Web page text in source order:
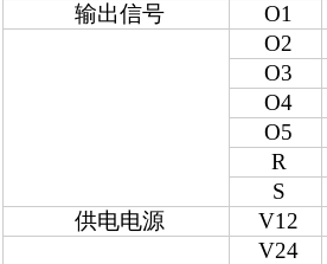
输出信号
O1
O2
O3
O4
O5
R
S
供电电源
V12
V24